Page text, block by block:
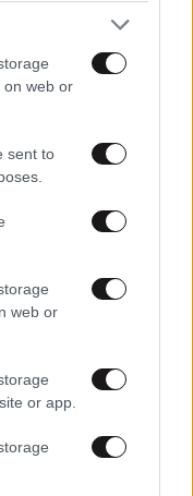
on web or
sent to
web or
or app.